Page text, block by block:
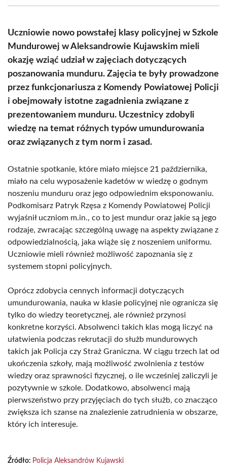
(Twitter)
Uczniowie nowo powstałej klasy policyjnej w Szkole
Mundurowej w Aleksandrowie Kujawskim mieli
okazję wziąć udział w zajęciach dotyczących
poszanowania munduru. Zajęcia te były prowadzone
przez funkcjonariusza z Komendy Powiatowej Policji
i obejmowały istotne zagadnienia związane z
prezentowaniem munduru. Uczestnicy zdobyli
wiedzę na temat różnych typów umundurowania
oraz związanych z tym norm i zasad.
Ostatnie spotkanie, które miało miejsce 21 października,
miało na celu wyposażenie kadetów w wiedzę o godnym
noszeniu munduru oraz jego odpowiednim eksponowaniu.
Podkomisarz Patryk Rzęsa z Komendy Powiatowej Policji
wyjaśnił uczniom m.in., co to jest mundur oraz jakie są jego
rodzaje, zwracając szczególną uwagę na aspekty związane z
odpowiedzialnością, jaka wiąże się z noszeniem uniformu.
Uczniowie mieli również możliwość zapoznania się z
systemem stopni policyjnych.
Oprócz zdobycia cennych informacji dotyczących
umundurowania, nauka w klasie policyjnej nie ogranicza się
tylko do wiedzy teoretycznej, ale również przynosi
konkretne korzyści. Absolwenci takich klas mogą liczyć na
ułatwienia podczas rekrutacji do służb mundurowych
takich jak Policja czy Straż Graniczna. W ciągu trzech lat od
ukończenia szkoły, mają możliwość zwolnienia z testów
wiedzy oraz sprawności fizycznej, o ile wcześniej zaliczyli je
pozytywnie w szkole. Dodatkowo, absolwenci mają
pierwszeństwo przy przyjęciach do tych służb, co znacząco
zwiększa ich szanse na znalezienie zatrudnienia w obszarze,
który ich interesuje.
Źródło: Policja Aleksandrów Kujawski